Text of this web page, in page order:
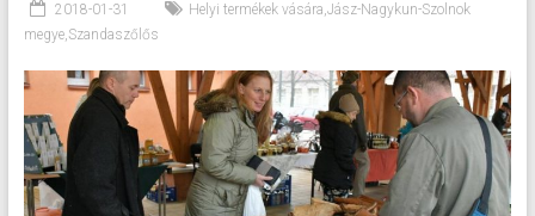
2018-01-31 Helyi termékek vására,Jász-Nagykun-Szolnok
megye,Szandaszőlős